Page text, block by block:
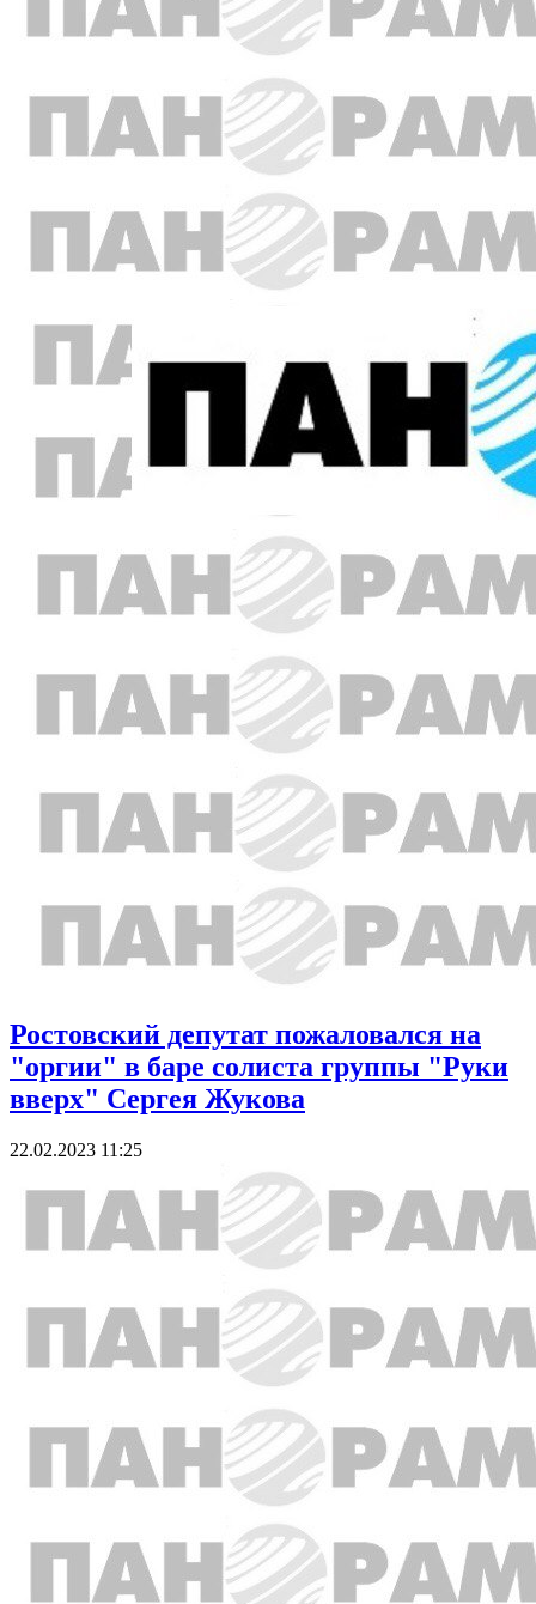
Ростовский депутат пожаловался на
"оргии" в баре солиста группы "Руки
вверх" Сергея Жукова
22.02.2023 11:25